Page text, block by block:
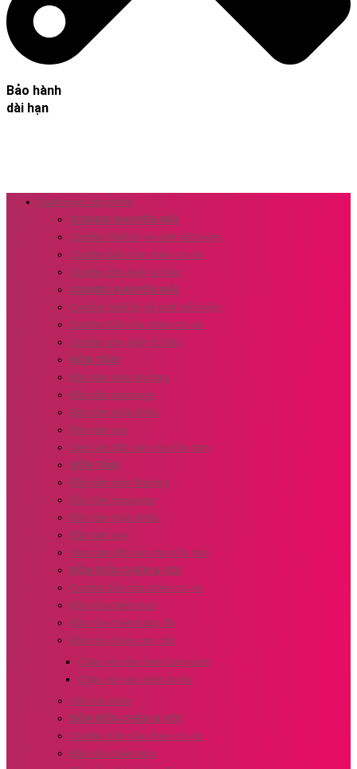
Bảo hành
dài hạn
Danh mục sản phẩm
COMBO KHUYẾN MÃI
Combo thiết bị vệ sinh tiết kiệm
Combo bồn rửa chén có vòi
Combo phụ kiện tủ bếp
COMBO KHUYẾN MÃI
Combo thiết bị vệ sinh tiết kiệm
Combo bồn rửa chén có vòi
Combo phụ kiện tủ bếp
BỒN TẮM
Bồn tắm nằm thường
Bồn tắm massage
Bồn tắm nhập khẩu
Bồn tắm xây
Sen tắm đặt sàn cho bồn tắm
BỒN TẮM
Bồn tắm nằm thường
Bồn tắm massage
Bồn tắm nhập khẩu
Bồn tắm xây
Sen tắm đặt sàn cho bồn tắm
BỒN RỬA CHÉN & VÒI
Combo bồn rửa chén có vòi
Bồn rửa chén Inox
Bồn rửa chén bằng đá
Bồn rửa chén cao cấp
Chậu vòi rửa chén Eurogold
Chậu vòi rửa chén Aroki
Vòi rửa chén
BỒN RỬA CHÉN & VÒI
Combo bồn rửa chén có vòi
Bồn rửa chén Inox